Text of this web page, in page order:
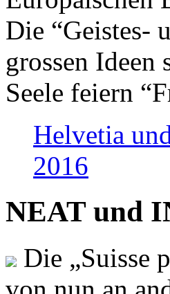
Die “Geistes-
grossen Ideen
Seele feiern
Helvetia
2016
NEAT und
Die „Suisse